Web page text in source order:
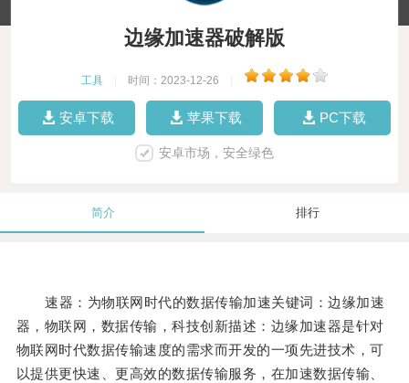
边缘加速器破解版
工具 时间：2023-12-26
安卓下载 苹果下载 PC下载
安卓市场，安全绿色
简介 排行
速器：为物联网时代的数据传输加速关键词：边缘加速
器，物联网，数据传输，科技创新描述：边缘加速器是针对
物联网时代数据传输速度的需求而开发的一项先进技术，可
以提供更快速、更高效的数据传输服务，在加速数据传输、